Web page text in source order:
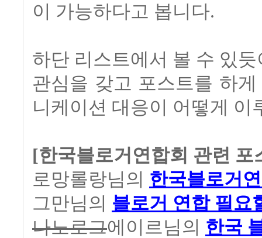
이 가능하다고 봅니다.
하단 리스트에서 볼 수 있
관심을 갖고 포스트를 하
니케이션 대응이 어떻게
[한국블로거연합회 관련 포
로망롤랑님의 한국블로거
그만님의 블로거 연합 필요
나노로그에이르님의 한국